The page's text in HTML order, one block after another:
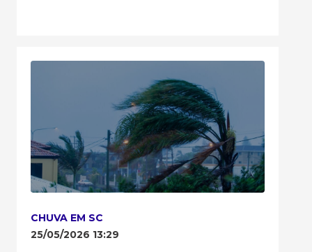
CHUVA EM SC
25/05/2026 13:29